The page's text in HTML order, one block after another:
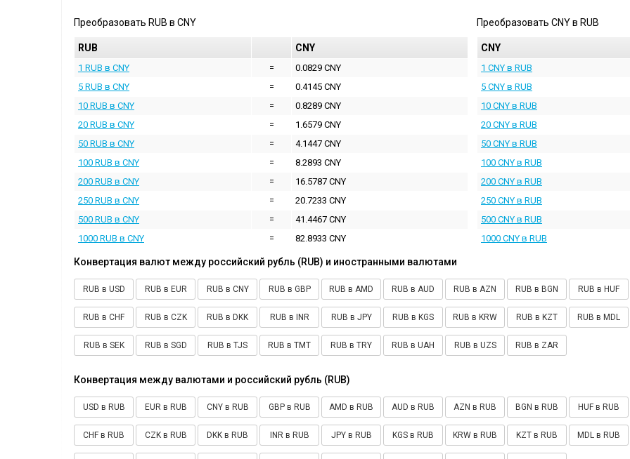
Преобразовать RUB в CNY
RUB CNY
1 RUB в CNY =
0.0829 CNY
5 RUB в CNY
=
0.4145 CNY
10 RUB в CNY
=
0.8289 CNY
20 RUB в CNY
=
1.6579 CNY
50 RUB в CNY
=
4.1447 CNY
100 RUB в CNY
=
8.2893 CNY
200 RUB в CNY
=
16.5787 CNY
250 RUB в CNY
=
20.7233 CNY
500 RUB в CNY
=
41.4467 CNY
1000 RUB в CNY
= 82.8933 CNY
Преобразовать CNYв RUB
CNY
1 CNY в RUB
5 CNY в RUB
10 CNY в RUB
20 CNY в RUB
50 CNY в RUB
100 CNY в RUB
200 CNY в RUB
250 CNY в RUB
500 CNY в RUB
1000 CNY в RUB
Конвертация валют между российский рубль (RUB) и иностранными валютами
RUB в USD RUB в EUR RUB в CNY RUB в GBP RUB в AMD RUB в AUD RUB в AZN RUB в BGN RUB в HUF
RUB в CHF RUB в CZK RUB в DKK RUB в INR RUB в JPY RUB в KGS RUB в KRW RUB в KZT RUB в MDL
RUB в SEK RUB в SGD RUB в TJS RUB в TMT RUB в TRY RUB в UAH RUB в UZS RUB в ZAR
Конвертация между валютами и российский рубль (RUB)
USD в RUB EUR в RUB CNY в RUB GBP в RUB AMD в RUB AUD в RUB AZN в RUB BGN в RUB HUF в RUB
CHF в RUB CZK в RUB DKK в RUB INR в RUB JPY в RUB KGS в RUB KRW в RUB KZT в RUB MDL в RUB